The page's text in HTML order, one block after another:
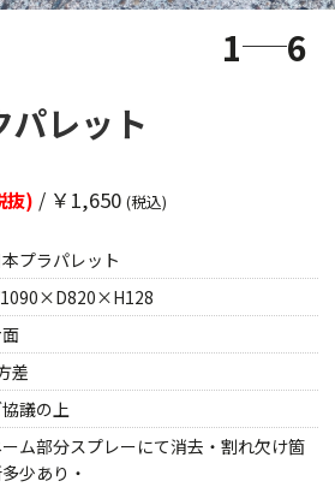
1 6
パレット
抜) / ￥1,650 (税込)
本プラパレット
差
協議の上
ム部分スプレーにて消去・割れ欠け箇
少あり・